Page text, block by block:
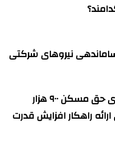
نیروهای شرکتی
پیشنهاد افزایش ۳۵ درصدی حق مسکن ۹۰۰ هزار
راهکار افزایش قدرت